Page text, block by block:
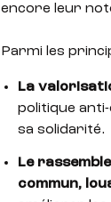
encore leur
Parmi les
La
politique
sa solidarité.
Le
commun,